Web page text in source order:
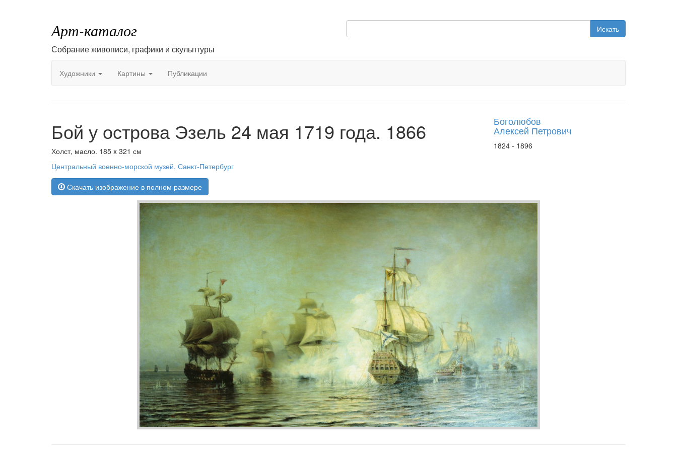
Арт-каталог
Собрание живописи, графики и скульптуры
Искать
Художники Картины Публикации
Бой у острова Эзель 24 мая 1719 года. 1866
Холст, масло. 185 x 321 см
Центральный военно-морской музей, Санкт-Петербург
Скачать изображение в полном размере
Боголюбов
Алексей Петрович
1824 - 1896